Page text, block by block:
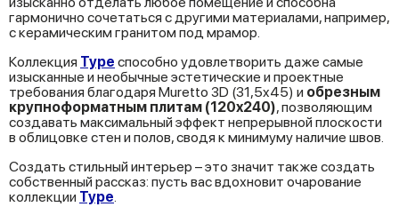
гармонично сочетаться с другими материалами, например,
с керамическим гранитом под мрамор.
Коллекция Type способно удовлетворить даже самые
изысканные и необычные эстетические и проектные
требования благодаря Muretto 3D (31,5x45) и обрезным
крупноформатным плитам (120x240), позволяющим
создавать максимальный эффект непрерывной плоскости
в облицовке стен и полов, сводя к минимуму наличие швов.
Создать стильный интерьер – это значит также создать
собственный рассказ: пусть вас вдохновит очарование
коллекции Type.